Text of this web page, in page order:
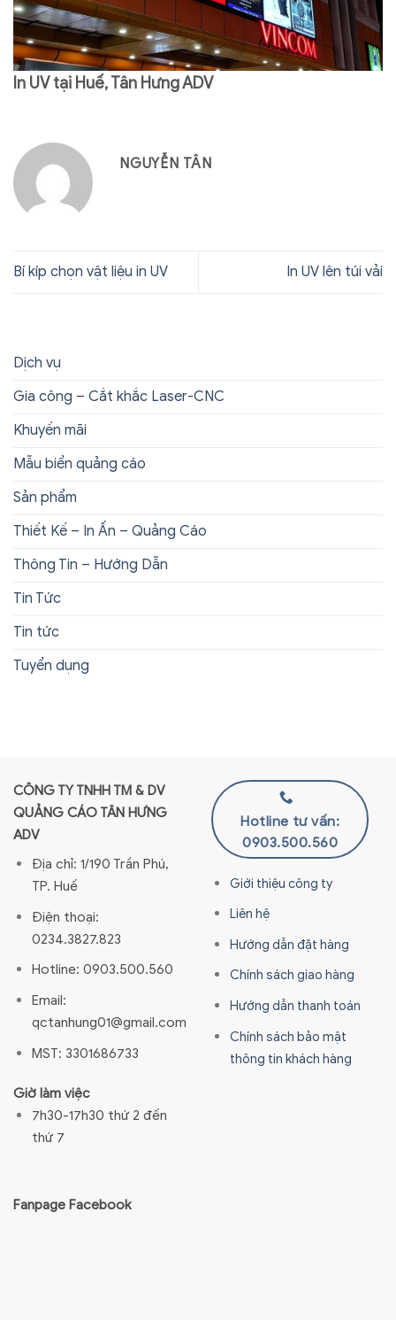
In UV tại Huế, Tân Hưng ADV
NGUYỄN TÂN
Bí kíp chọn vật liệu in UV In UV lên túi vải
Dịch vụ
Gia công – Cắt khắc Laser-CNC
Khuyến mãi
Mẫu biển quảng cáo
Sản phẩm
Thiết Kế – In Ấn – Quảng Cáo
Thông Tin – Hướng Dẫn
Tin Tức
Tin tức
Tuyển dụng
CÔNG TY TNHH TM & DV
QUẢNG CÁO TÂN HƯNG
ADV
Địa chỉ: 1/190 Trần Phú,
TP. Huế
Điện thoại:
0234.3827.823
Hotline: 0903.500.560
Email:
qctanhung01@gmail.com
MST: 3301686733
Giờ làm việc
7h30-17h30 thứ 2 đến
thứ 7
Hotline tư vấn:
0903.500.560
Giới thiệu công ty
Liên hệ
Hướng dẫn đặt hàng
Chính sách giao hàng
Hướng dẫn thanh toán
Chính sách bảo mật
thông tin khách hàng
Fanpage Facebook